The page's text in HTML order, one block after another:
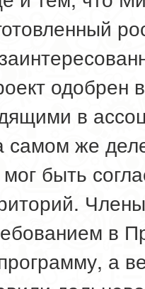
одобрен
в
самом же
быть
в
а